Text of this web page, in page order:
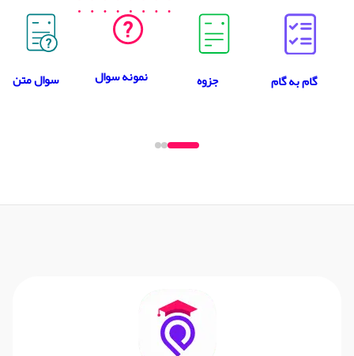
گام به گام جزوه نمونه سوال سوال متن